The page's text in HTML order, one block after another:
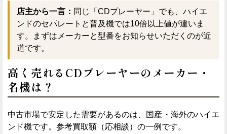
店主から一言： 同じ「CDプレーヤー」でも、ハイエ
ンドのセパレートと普及機では10倍以上値が違いま
す。まずはメーカーと型番をお知らせいただくのが近
道です。
高く売れるCDプレーヤーのメーカー・
名機は？
中古市場で安定した需要があるのは、国産・海外のハイエ
ンド機です。参考買取額（応相談）の一例です。